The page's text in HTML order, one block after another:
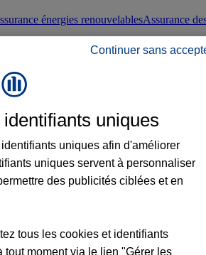
énergies renouvelablesAssurance
Conseils
Continuer sans
uniques
uniques afin d'améliorer
uniques servent à personnaliser
des publicités ciblées et en
tous les cookies et identifiants
moment via le lien "Gérer les